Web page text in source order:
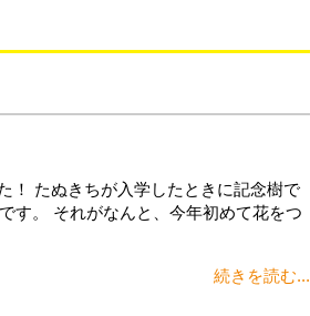
！ たぬきちが入学したときに記念樹で
す。 それがなんと、今年初めて花をつ
続きを読む...